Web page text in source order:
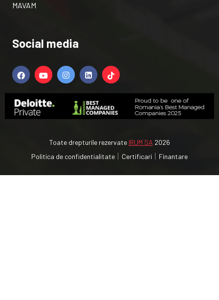
MAVAM
Social media
Toate drepturile rezervate IRUM SA 2026
Politica de confidentialitate
Certificari Finantare